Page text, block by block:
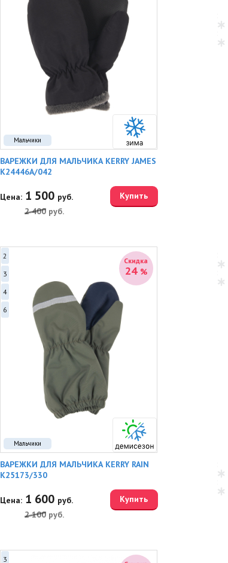
Мальчики
ВАРЕЖКИ ДЛЯ МАЛЬЧИКА KERRY JAMES
K24446A/042
Цена: 1 500 руб.
2 400 руб.
Купить
Мальчики
Скидка
24 %
2
3
4
6
ВАРЕЖКИ ДЛЯ МАЛЬЧИКА KERRY RAIN
K25173/330
Цена: 1 600 руб.
2 100 руб.
Купить
3